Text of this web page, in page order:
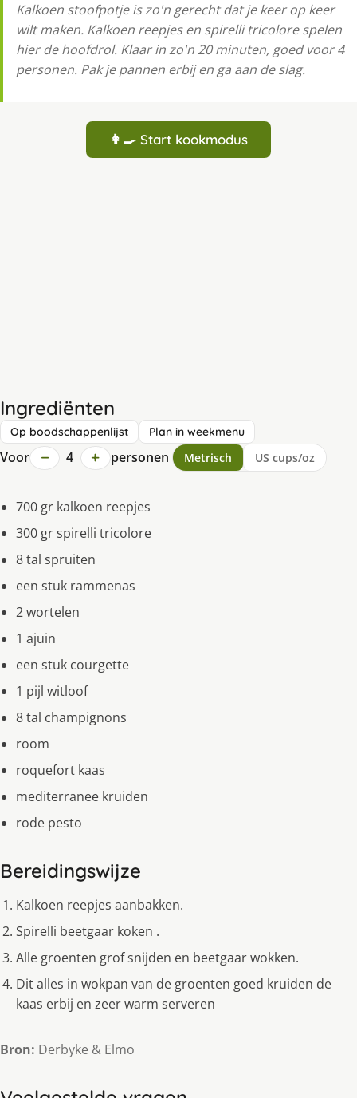
Kalkoen stoofpotje is zo'n gerecht dat je keer op keer
wilt maken. Kalkoen reepjes en spirelli tricolore spelen
hier de hoofdrol. Klaar in zo'n 20 minuten, goed voor 4
personen. Pak je pannen erbij en ga aan de slag.
👩‍🍳 Start kookmodus
Ingrediënten
Op boodschappenlijst Plan in weekmenu
Voor − 4 + personen Metrisch US cups/oz
700 gr kalkoen reepjes
300 gr spirelli tricolore
8 tal spruiten
een stuk rammenas
2 wortelen
1 ajuin
een stuk courgette
1 pijl witloof
8 tal champignons
room
roquefort kaas
mediterranee kruiden
rode pesto
Bereidingswijze
Kalkoen reepjes aanbakken.
Spirelli beetgaar koken .
Alle groenten grof snijden en beetgaar wokken.
Dit alles in wokpan van de groenten goed kruiden de
kaas erbij en zeer warm serveren
Bron: Derbyke & Elmo